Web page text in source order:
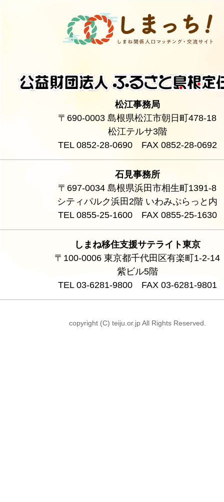
松江事務局
〒690-0003 島根県松江市朝日町478-18
松江テルサ3階
TEL 0852-28-0690 FAX 0852-28-0692
石見事務所
〒697-0034 島根県浜田市相生町1391-8
シティパルク浜田2階 いわみぷらっと内
TEL 0855-25-1600 FAX 0855-25-1630
しまね移住支援サテライト東京
〒100-0006 東京都千代田区有楽町1-2-14
紫ビル5階
TEL 03-6281-9800 FAX 03-6281-9801
copyright (C) teiju.or.jp All Rights Reserved.